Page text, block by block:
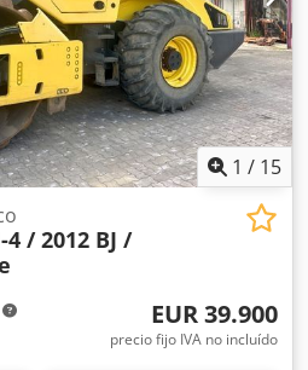
1 / 15
4 / 2012 BJ /
EUR 39.900
precio fijo IVA no incluído